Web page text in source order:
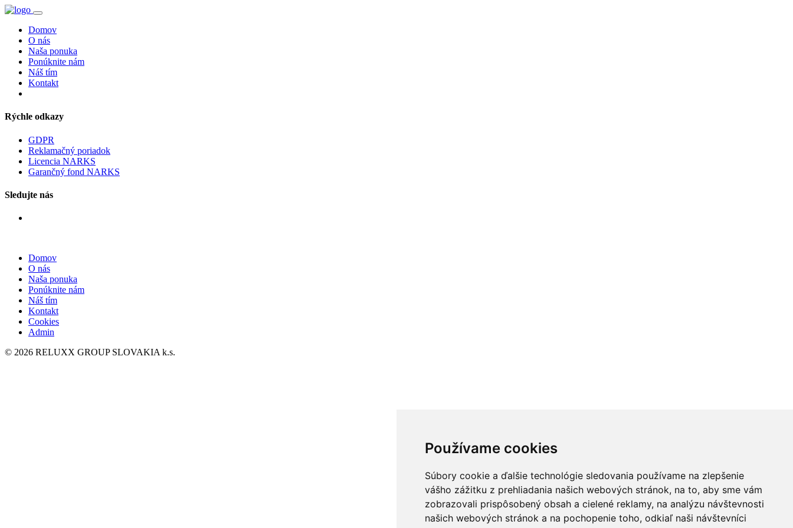
Používame cookies
Súbory cookie a ďalšie technológie sledovania používame na zlepšenie
vášho zážitku z prehliadania našich webových stránok, na to, aby sme vám
zobrazovali prispôsobený obsah a cielené reklamy, na analýzu návštevnosti
našich webových stránok a na pochopenie toho, odkiaľ naši návštevníci
Domov
O nás
Naša ponuka
Ponúknite nám
Náš tím
Kontakt
Rýchle odkazy
GDPR
Reklamačný poriadok
Licencia NARKS
Garančný fond NARKS
Sledujte nás
Domov
O nás
Naša ponuka
Ponúknite nám
Náš tím
Kontakt
Cookies
Admin
© 2026 RELUXX GROUP SLOVAKIA k.s.